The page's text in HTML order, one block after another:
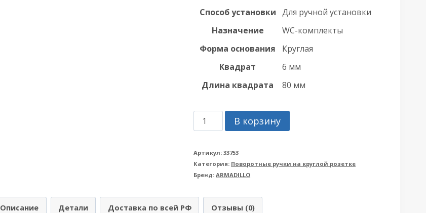
Способ установки Для ручной установки
Назначение
WC-комплекты
Форма основания
Круглая
Квадрат
6 мм
Длина квадрата
80 мм
Количество
товара
Ручка
Armadillo
поворотная
В корзину
Артикул:33753
Категория: Поворотные ручки на круглой розетке
Бренд:ARMADILLO
Описание Детали Доставка по всей РФ Отзывы (0)